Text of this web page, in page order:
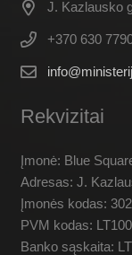
J. Kazlausko
+370 630
Rekvizitai
Įmonė: Blue
Adresas: J.
Įmonės kodas:
PVM kodas:
Banko sąskaita: